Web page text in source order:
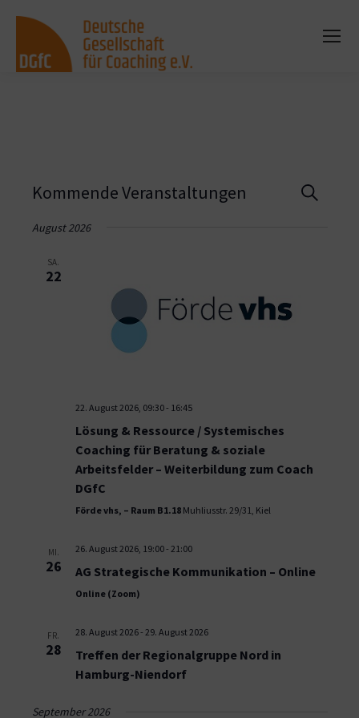
Suche
Kommende Veranstaltungen
August 2026
SA.
22
22. August 2026, 09:30- 16:45
Lösung & Ressource / Systemisches
Coaching für Beratung & soziale
Arbeitsfelder – Weiterbildung zum Coach
DGfC
Förde vhs, – Raum B1.18 Muhliusstr. 29/31, Kiel
MI.
26
26. August 2026, 19:00- 21:00
AG Strategische Kommunikation – Online
Online (Zoom)
FR.
28
28. August 2026- 29. August 2026
Treffen der Regionalgruppe Nord in
Hamburg-Niendorf
September 2026